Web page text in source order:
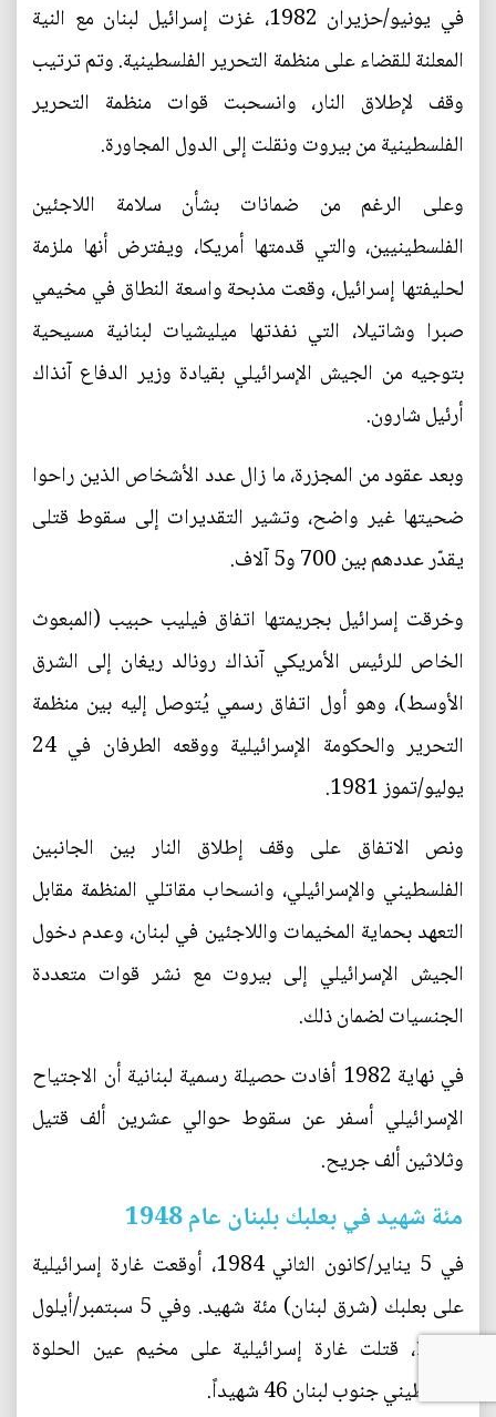
في يونيو/حزيران 1982، غزت إسرائيل لبنان مع النية
المعلنة للقضاء على منظمة التحرير الفلسطينية. وتم ترتيب
وقف لإطلاق النار، وانسحبت قوات منظمة التحرير
الفلسطينية من بيروت ونقلت إلى الدول المجاورة.
وعلى الرغم من ضمانات بشأن سلامة اللاجئين
الفلسطينيين، والتي قدمتها أمريكا، ويفترض أنها ملزمة
لحليفتها إسرائيل، وقعت مذبحة واسعة النطاق في مخيمي
صبرا وشاتيلا، التي نفذتها ميليشيات لبنانية مسيحية
بتوجيه من الجيش الإسرائيلي بقيادة وزير الدفاع آنذاك
أرئيل شارون.
وبعد عقود من المجزرة، ما زال عدد الأشخاص الذين راحوا
ضحيتها غير واضح، وتشير التقديرات إلى سقوط قتلى
يقدّر عددهم بين 700 و5 آلاف.
وخرقت إسرائيل بجريمتها اتفاق فيليب حبيب (المبعوث
الخاص للرئيس الأمريكي آنذاك رونالد ريغان إلى الشرق
الأوسط)، وهو أول اتفاق رسمي يُتوصل إليه بين منظمة
التحرير والحكومة الإسرائيلية ووقعه الطرفان في 24
يوليو/تموز 1981.
ونص الاتفاق على وقف إطلاق النار بين الجانبين
الفلسطيني والإسرائيلي، وانسحاب مقاتلي المنظمة مقابل
التعهد بحماية المخيمات واللاجئين في لبنان، وعدم دخول
الجيش الإسرائيلي إلى بيروت مع نشر قوات متعددة
الجنسيات لضمان ذلك.
في نهاية 1982 أفادت حصيلة رسمية لبنانية أن الاجتياح
الإسرائيلي أسفر عن سقوط حوالي عشرين ألف قتيل
وثلاثين ألف جريح.
مئة شهيد في بعلبك بلبنان عام 1948
في 5 يناير/كانون الثاني 1984، أوقعت غارة إسرائيلية
على بعلبك (شرق لبنان) مئة شهيد. وفي 5 سبتمبر/أيلول
1987، قتلت غارة إسرائيلية على مخيم عين الحلوة
الفلسطيني جنوب لبنان 46 شهيداً.